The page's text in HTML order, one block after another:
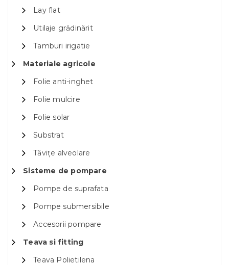
Lay flat
Utilaje grădinărit
Tamburi irigatie
Materiale agricole
Folie anti-inghet
Folie mulcire
Folie solar
Substrat
Tăvițe alveolare
Sisteme de pompare
Pompe de suprafata
Pompe submersibile
Accesorii pompare
Teava si fitting
Teava Polietilena